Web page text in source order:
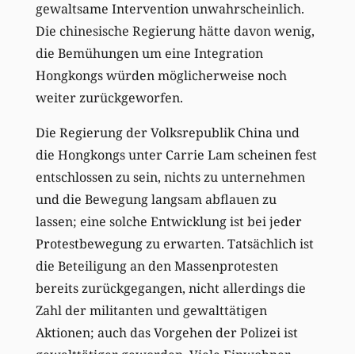
gewaltsame Intervention unwahrscheinlich.
Die chinesische Regierung hätte davon wenig,
die Bemühungen um eine Integration
Hongkongs würden möglicherweise noch
weiter zurückgeworfen.
Die Regierung der Volksrepublik China und
die Hongkongs unter Carrie Lam scheinen fest
entschlossen zu sein, nichts zu unternehmen
und die Bewegung langsam abflauen zu
lassen; eine solche Entwicklung ist bei jeder
Protestbewegung zu erwarten. Tatsächlich ist
die Beteiligung an den Massenprotesten
bereits zurückgegangen, nicht allerdings die
Zahl der militanten und gewalttätigen
Aktionen; auch das Vorgehen der Polizei ist